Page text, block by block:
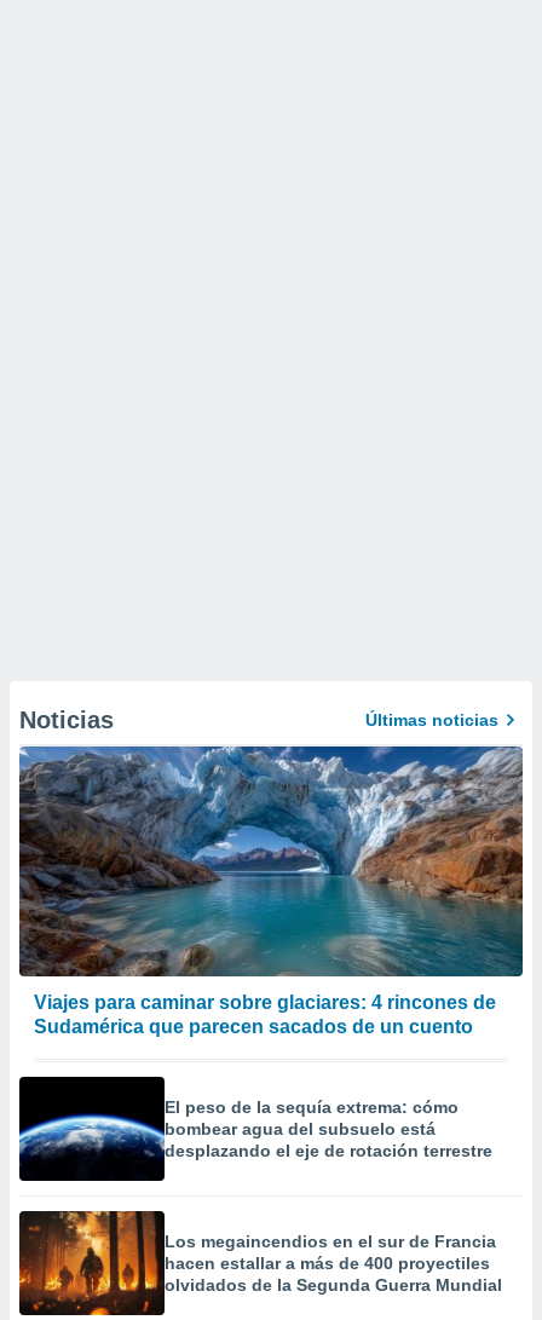
Noticias Últimas noticias
Viajes para caminar sobre glaciares: 4 rincones de
Sudamérica que parecen sacados de un cuento
El peso de la sequía extrema: cómo
bombear agua del subsuelo está
desplazando el eje de rotación terrestre
Los megaincendios en el sur de Francia
hacen estallar a más de 400 proyectiles
olvidados de la Segunda Guerra Mundial